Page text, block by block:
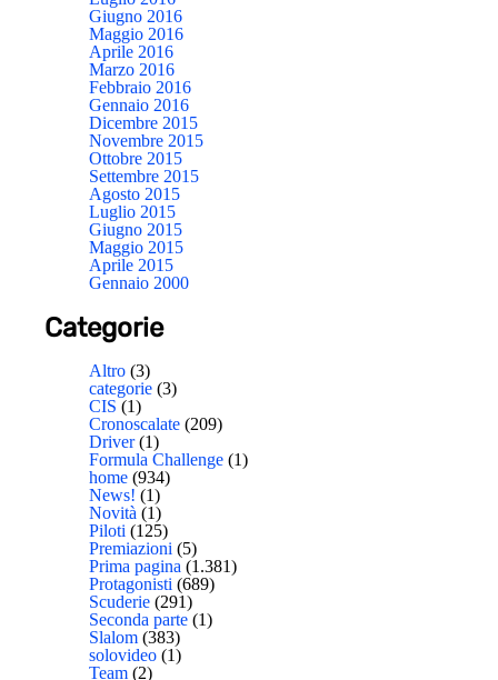
Giugno 2016
Maggio 2016
Aprile 2016
Marzo 2016
Febbraio 2016
Gennaio 2016
Dicembre 2015
Novembre 2015
Ottobre 2015
Settembre 2015
Agosto 2015
Luglio 2015
Giugno 2015
Maggio 2015
Aprile 2015
Gennaio 2000
Categorie
Altro (3)
categorie (3)
CIS (1)
Cronoscalate (209)
Driver(1)
Formula Challenge (1)
home (934)
News! (1)
Novità (1)
Piloti (125)
Premiazioni (5)
Prima pagina (1.381)
Protagonisti (689)
Scuderie (291)
Seconda parte (1)
Slalom (383)
solovideo (1)
Team (2)